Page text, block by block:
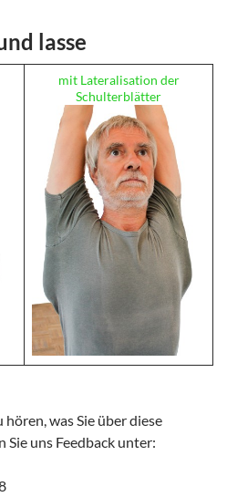
lasse
mit Lateralisation der
Schulterblätter
was Sie über diese
Sie uns Feedback unter: